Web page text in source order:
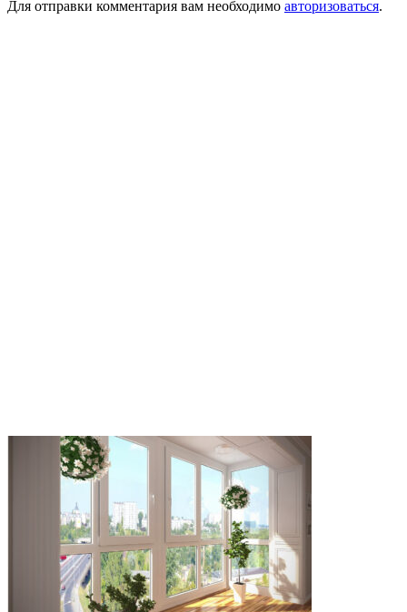
Для отправки комментария вам необходимо авторизоваться.